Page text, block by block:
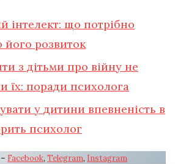
інтелект: що потрібно
його розвиток
з дітьми про війну не
їх: поради психолога
у дитини впевненість в
психолог
Facebook, Telegram, Instagram